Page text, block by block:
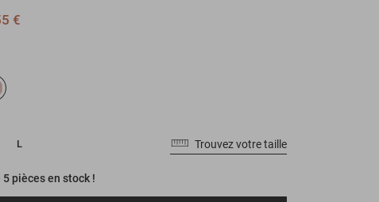
€
L Trouvez votre taille
pièces en stock !